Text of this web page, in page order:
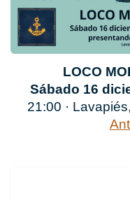
LOCO
Sábado 16
21:00 ·